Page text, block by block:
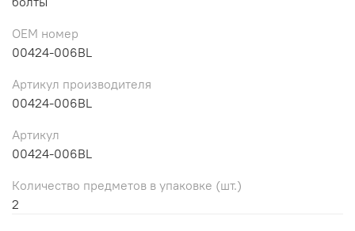
ОЕМ номер
00424-006BL
Артикул производителя
00424-006BL
Артикул
00424-006BL
Количество предметов в упаковке (шт.)
2